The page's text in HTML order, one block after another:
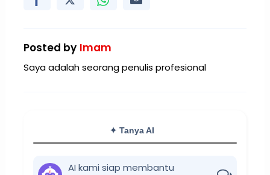
Posted by Imam
Saya adalah seorang penulis profesional
✦ Tanya AI
AI kami siap membantu